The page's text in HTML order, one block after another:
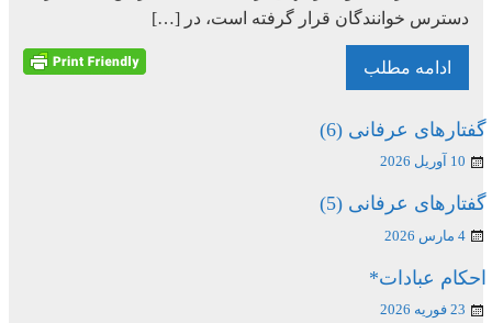
دسترس خوانندگان قرار گرفته است، در […]
ادامه مطلب
گفتارهای عرفانی (6)
10 آوریل 2026
گفتارهای عرفانی (5)
4 مارس 2026
احکام عبادات*
23 فوریه 2026